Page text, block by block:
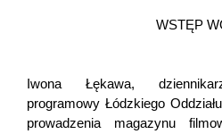
WSTĘP
Iwona Łękawa,
programowy Łódzkiego
prowadzenia magazynu